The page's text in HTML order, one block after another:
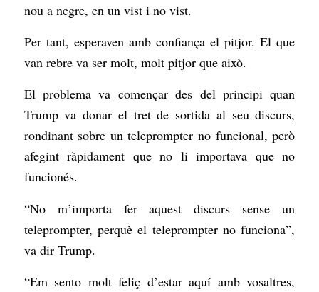
nou a negre, en un vist i no vist.
Per tant, esperaven amb confiança el pitjor. El que
van rebre va ser molt, molt pitjor que això.
El problema va començar des del principi quan
Trump va donar el tret de sortida al seu discurs,
rondinant sobre un teleprompter no funcional, però
afegint ràpidament que no li importava que no
funcionés.
“No m’importa fer aquest discurs sense un
teleprompter, perquè el teleprompter no funciona”,
va dir Trump.
“Em sento molt feliç d’estar aquí amb vosaltres,